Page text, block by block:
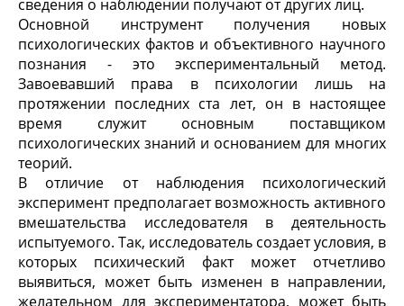
сведения о наблюдении получают от других лиц.
Основной инструмент получения новых
психологических фактов и объективного научного
познания - это эксперимен­тальный метод.
Завоевавший права в психологии лишь на
протяжении последних ста лет, он в настоящее
время служит основным поставщиком
психологических знаний и основани­ем для многих
теорий.
В отличие от наблюдения психологический
эксперимент предполагает возможность активного
вмешательства иссле­дователя в деятельность
испытуемого. Так, исследователь соз­дает условия, в
которых психический факт может отчетливо
выявиться, может быть изменен в направлении,
желательном для экспериментатора, может быть